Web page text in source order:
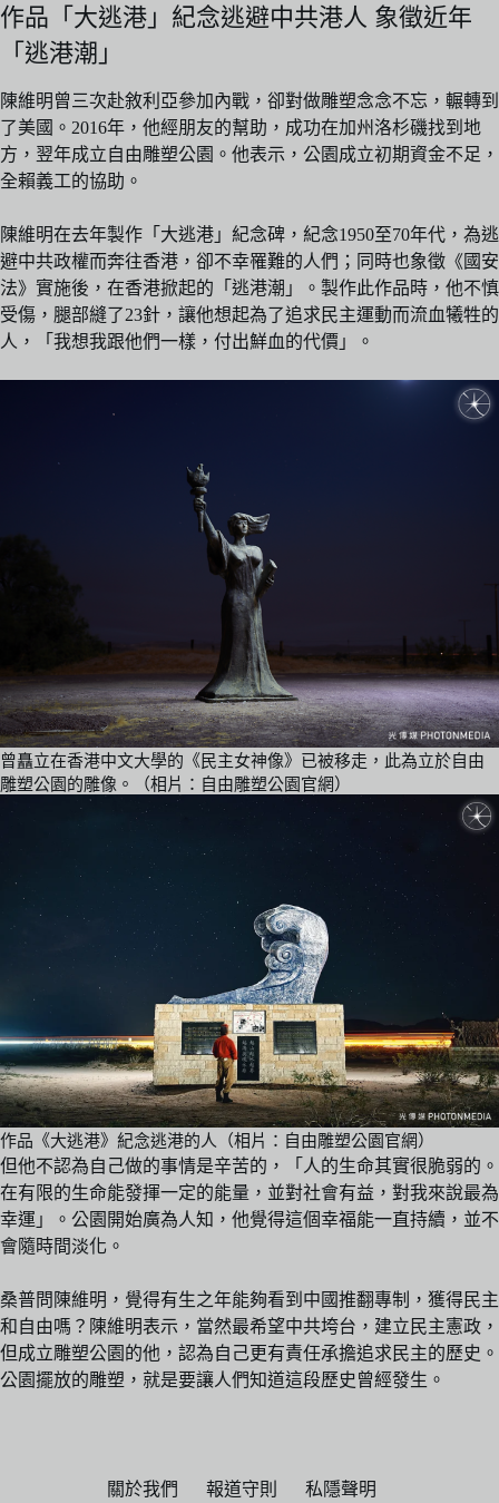
作品「大逃港」紀念逃避中共港人 象徵近年
「逃港潮」
陳維明曾三次赴敘利亞參加內戰，卻對做雕塑念念不忘，輾轉到
了美國。2016年，他經朋友的幫助，成功在加州洛杉磯找到地
方，翌年成立自由雕塑公園。他表示，公園成立初期資金不足，
全賴義工的協助。
陳維明在去年製作「大逃港」紀念碑，紀念1950至70年代，為逃
避中共政權而奔往香港，卻不幸罹難的人們；同時也象徵《國安
法》實施後，在香港掀起的「逃港潮」。製作此作品時，他不慎
受傷，腿部縫了23針，讓他想起為了追求民主運動而流血犧牲的
人，「我想我跟他們一樣，付出鮮血的代價」。
曾矗立在香港中文大學的《民主女神像》已被移走，此為立於自由
雕塑公園的雕像。（相片：自由雕塑公園官網）
作品《大逃港》紀念逃港的人（相片：自由雕塑公園官網）
但他不認為自己做的事情是辛苦的，「人的生命其實很脆弱的。
在有限的生命能發揮一定的能量，並對社會有益，對我來說最為
幸運」。公園開始廣為人知，他覺得這個幸福能一直持續，並不
會隨時間淡化。
桑普問陳維明，覺得有生之年能夠看到中國推翻專制，獲得民主
和自由嗎？陳維明表示，當然最希望中共垮台，建立民主憲政，
但成立雕塑公園的他，認為自己更有責任承擔追求民主的歷史。
公園擺放的雕塑，就是要讓人們知道這段歷史曾經發生。
關於我們 報道守則 私隱聲明